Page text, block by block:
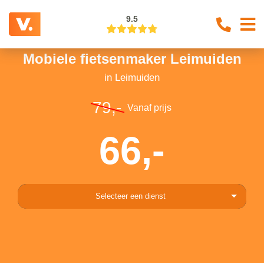
9.5
Mobiele fietsenmaker Leimuiden
in Leimuiden
79,- Vanaf prijs
66,-
Selecteer een dienst